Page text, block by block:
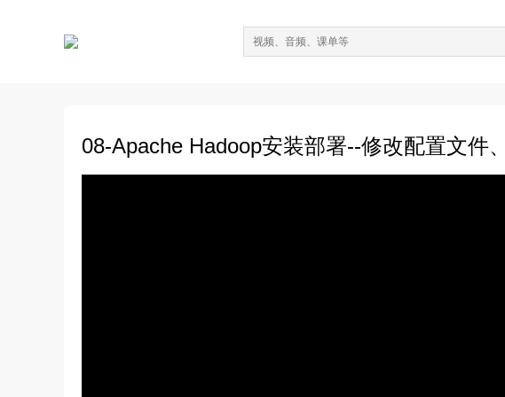
08-Apache Hadoop安装部署--修改配置文件